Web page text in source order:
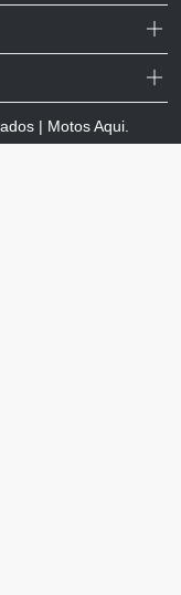
| Motos Aqui.